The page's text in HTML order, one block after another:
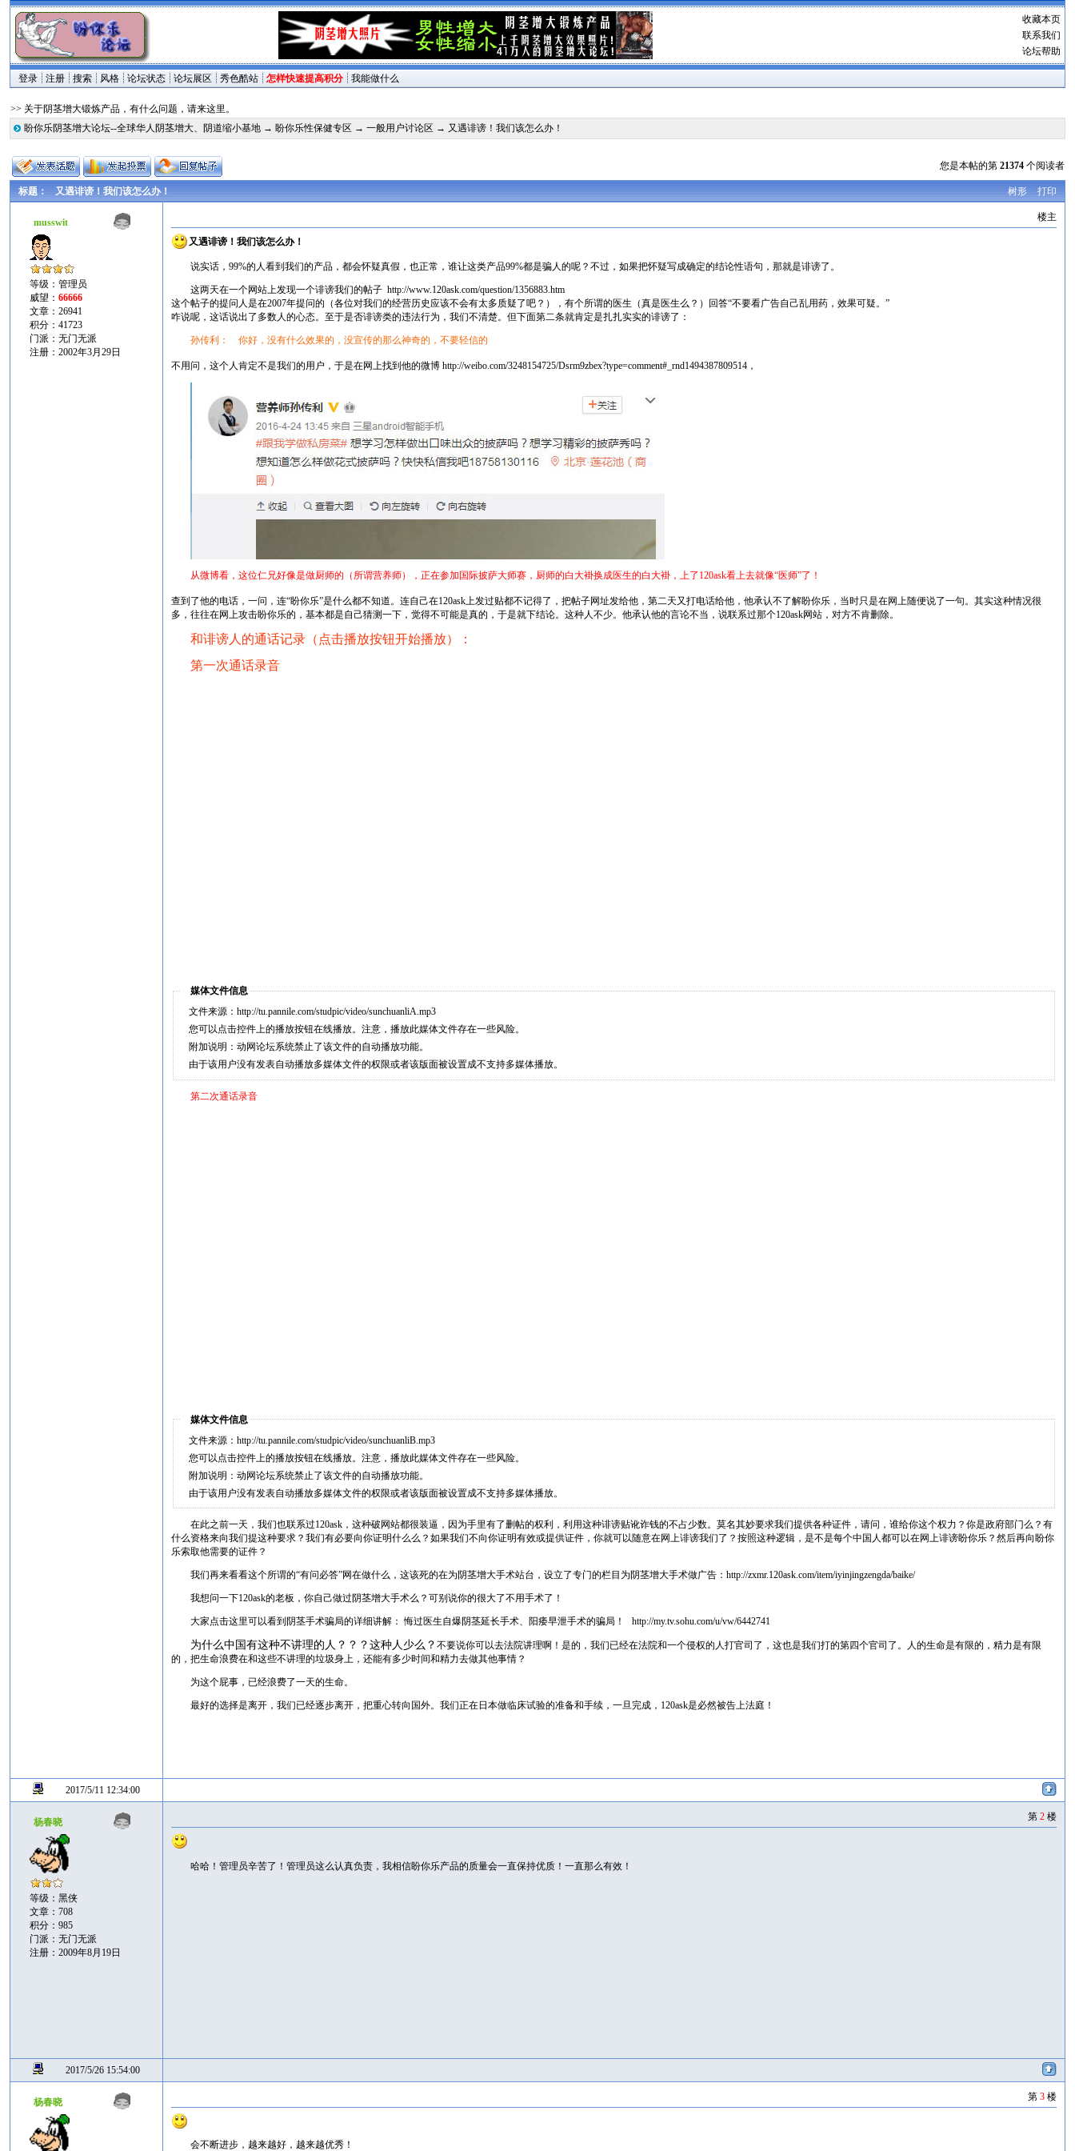
收藏本页
联系我们
论坛帮助
登录 注册 搜索 风格 论坛状态 论坛展区 秀色酷站 怎样快速提高积分 我能做什么
>> 关于阴茎增大锻炼产品，有什么问题，请来这里。
盼你乐阴茎增大论坛--全球华人阴茎增大、阴道缩小基地 → 盼你乐性保健专区 →一般用户讨论区 → 又遇诽谤！我们该怎么办！
您是本帖的第 21374个阅读者
树形 打印
标题： 又遇诽谤！我们该怎么办！
musswit
等级：管理员
威望：66666
文章：26941
积分：41723
门派：无门无派
注册：2002年3月29日
楼主
又遇诽谤！我们该怎么办！
说实话，99%的人看到我们的产品，都会怀疑真假，也正常，谁让这类产品99%都是骗人的呢？不过，如果把怀疑写成确定的结论性语句，那就是诽谤了。
这两天在一个网站上发现一个诽谤我们的帖子http://www.120ask.com/question/1356883.htm
这个帖子的提问人是在2007年提问的（各位对我们的经营历史应该不会有太多质疑了吧？），有个所谓的医生（真是医生么？）回答“不要看广告自己乱用药，效果可疑。”
咋说呢，这话说出了多数人的心态。至于是否诽谤类的违法行为，我们不清楚。但下面第二条就肯定是扎扎实实的诽谤了：
孙传利： 你好，没有什么效果的，没宣传的那么神奇的，不要轻信的
不用问，这个人肯定不是我们的用户，于是在网上找到他的微博http://weibo.com/3248154725/Dsrm9zbex?type=comment#_rnd1494387809514 ，
从微博看，这位仁兄好像是做厨师的（所谓营养师），正在参加国际披萨大师赛，厨师的白大褂换成医生的白大褂，上了120ask看上去就像“医师”了！
查到了他的电话，一问，连“盼你乐”是什么都不知道。连自己在120ask上发过贴都不记得了，把帖子网址发给他，第二天又打电话给他，他承认不了解盼你乐，当时只是在网上随便说了一句。其实这种情况很
多，往往在网上攻击盼你乐的，基本都是自己猜测一下，觉得不可能是真的，于是就下结论。这种人不少。他承认他的言论不当，说联系过那个120ask网站，对方不肯删除。
和诽谤人的通话记录（点击播放按钮开始播放）：
第一次通话录音
媒体文件信息
文件来源：http://tu.pannile.com/studpic/video/sunchuanliA.mp3
您可以点击控件上的播放按钮在线播放。注意，播放此媒体文件存在一些风险。
附加说明：动网论坛系统禁止了该文件的自动播放功能。
由于该用户没有发表自动播放多媒体文件的权限或者该版面被设置成不支持多媒体播放。
第二次通话录音
媒体文件信息
文件来源：http://tu.pannile.com/studpic/video/sunchuanliB.mp3
您可以点击控件上的播放按钮在线播放。注意，播放此媒体文件存在一些风险。
附加说明：动网论坛系统禁止了该文件的自动播放功能。
由于该用户没有发表自动播放多媒体文件的权限或者该版面被设置成不支持多媒体播放。
在此之前一天，我们也联系过120ask，这种破网站都很装逼，因为手里有了删帖的权利，利用这种诽谤贴讹诈钱的不占少数。莫名其妙要求我们提供各种证件，请问，谁给你这个权力？你是政府部门么？有
什么资格来向我们提这种要求？我们有必要向你证明什么么？如果我们不向你证明有效或提供证件，你就可以随意在网上诽谤我们了？按照这种逻辑，是不是每个中国人都可以在网上诽谤盼你乐？然后再向盼你
乐索取他需要的证件？
我们再来看看这个所谓的“有问必答”网在做什么，这该死的在为阴茎增大手术站台，设立了专门的栏目为阴茎增大手术做广告：http://zxmr.120ask.com/item/iyinjingzengda/baike/
我想问一下120ask的老板，你自己做过阴茎增大手术么？可别说你的很大了不用手术了！
大家点击这里可以看到阴茎手术骗局的详细讲解： 悔过医生自爆阴茎延长手术、阳痿早泄手术的骗局！http://my.tv.sohu.com/u/vw/6442741
为什么中国有这种不讲理的人？？？这种人少么？不要说你可以去法院讲理啊！是的，我们已经在法院和一个侵权的人打官司了，这也是我们打的第四个官司了。人的生命是有限的，精力是有限
的，把生命浪费在和这些不讲理的垃圾身上，还能有多少时间和精力去做其他事情？
为这个屁事，已经浪费了一天的生命。
最好的选择是离开，我们已经逐步离开，把重心转向国外。我们正在日本做临床试验的准备和手续，一旦完成，120ask是必然被告上法庭！
2017/5/11 12:34:00
杨春晓
等级：黑侠
文章：708
积分：985
门派：无门无派
注册：2009年8月19日
第 2楼
哈哈！管理员辛苦了！管理员这么认真负责，我相信盼你乐产品的质量会一直保持优质！一直那么有效！
2017/5/26 15:54:00
杨春晓 第 3楼
会不断进步，越来越好，越来越优秀！